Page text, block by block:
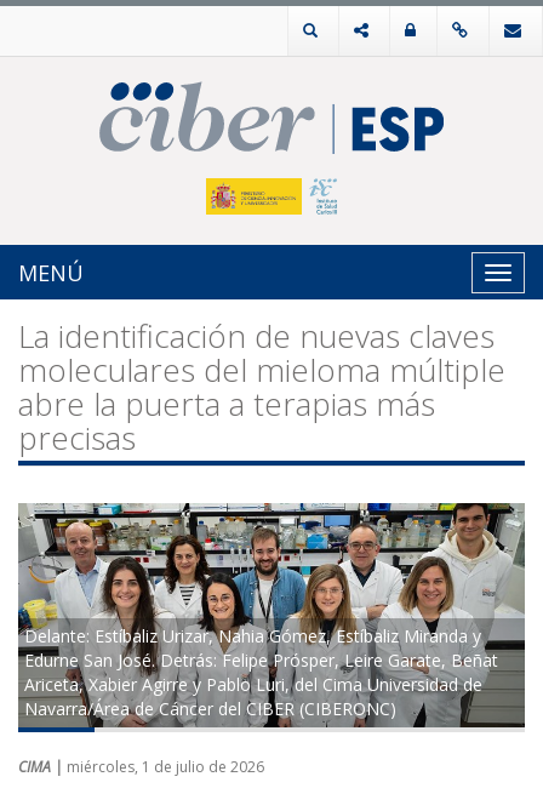
MENÚ
La identificación de nuevas claves
moleculares del mieloma múltiple
abre la puerta a terapias más
precisas
Delante: Estíbaliz Urizar, Nahia Gómez, Estíbaliz Miranda y
Edurne San José. Detrás: Felipe Prósper, Leire Garate, Beñat
Ariceta, Xabier Agirre y Pablo Luri, del Cima Universidad de
Navarra/Área de Cáncer del CIBER (CIBERONC)
CIMA | miércoles, 1 de julio de 2026